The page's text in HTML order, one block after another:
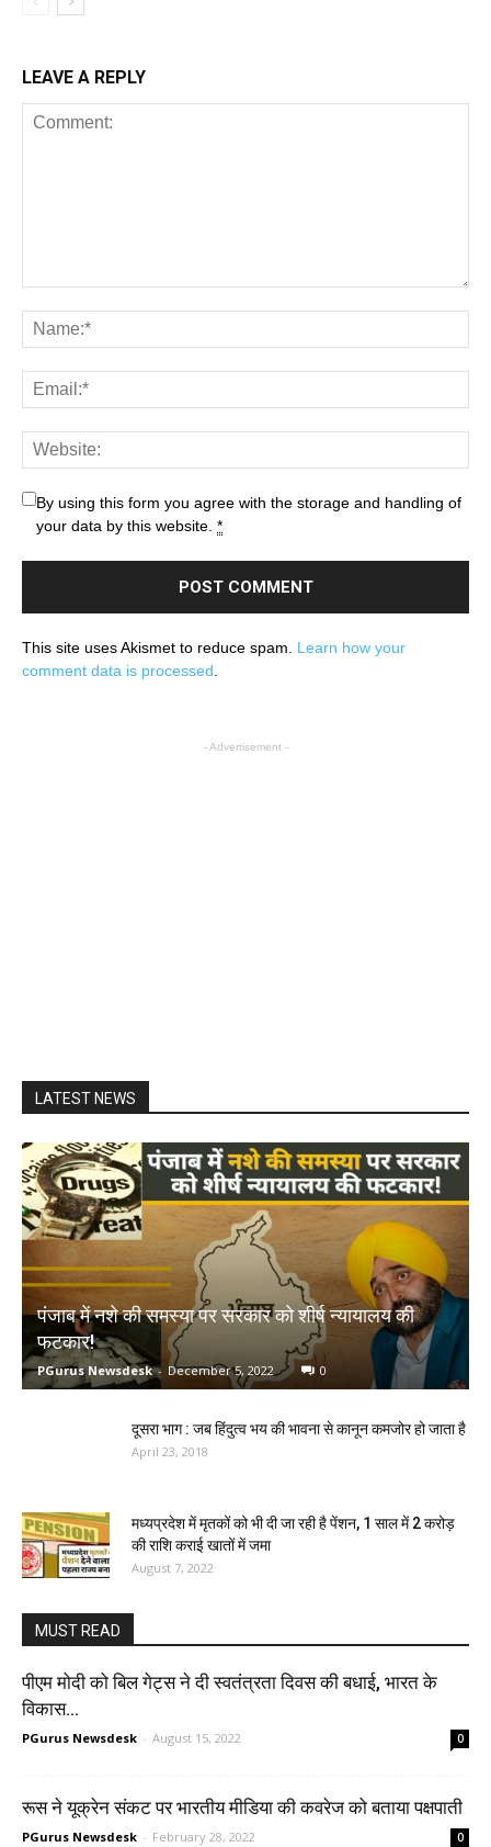
LEAVE A REPLY
By using this form you agree with the storage and handling of
your data by this website. *
This site uses Akismet to reduce spam. Learn how your
comment data is processed
- Advertisement -
LATEST NEWS
पंजाब में नशे की समस्या पर सरकार को शीर्ष न्यायालय की
फटकार!
PGurus Newsdesk - December 5, 2022 0
दूसरा भाग : जब हिंदुत्व भय की भावना से कानून कमजोर हो जाता है
April 23, 2018
मध्यप्रदेश में मृतकों को भी दी जा रही है पेंशन, 1 साल में 2 करोड़
की राशि कराई खातों में जमा
August 7, 2022
MUST READ
पीएम मोदी को बिल गेट्स ने दी स्वतंत्रता दिवस की बधाई, भारत के
विकास...
PGurus Newsdesk - August 15, 2022 0
रूस ने यूक्रेन संकट पर भारतीय मीडिया की कवरेज को बताया पक्षपाती
PGurus Newsdesk - February 28, 2022 0